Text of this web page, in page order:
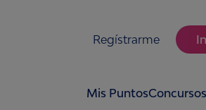
Regístrarme
Mis PuntosConcursos